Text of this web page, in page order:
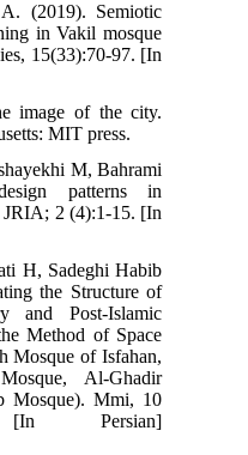
(2019). Semiotic
in Vakil mosque
15(33):70-97. [In
image of the city.
MIT press.
M, Bahrami
patterns in
JRIA; 2 (4):1-15. [In
H, Sadeghi Habib
the Structure of
and Post-Islamic
Method of Space
Mosque of Isfahan,
Al-Ghadir
Mosque). Mmi, 10
Persian]